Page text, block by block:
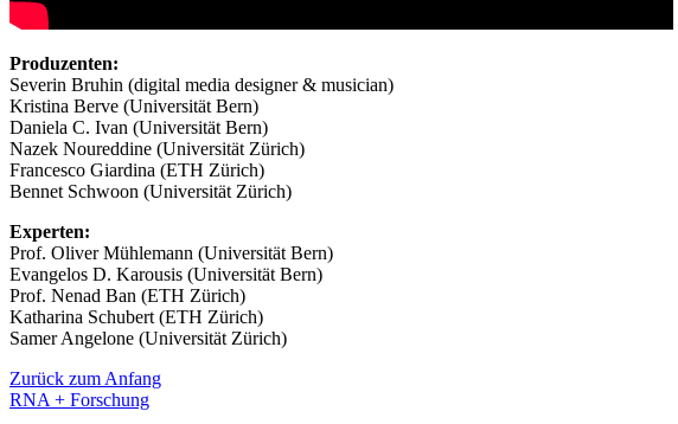
Produzenten:
Severin Bruhin (digital media designer & musician)
Kristina Berve (Universität Bern)
Daniela C. Ivan (Universität Bern)
Nazek Noureddine (Universität Zürich)
Francesco Giardina (ETH Zürich)
Bennet Schwoon (Universität Zürich)
Experten:
Prof. Oliver Mühlemann (Universität Bern)
Evangelos D. Karousis (Universität Bern)
Prof. Nenad Ban (ETH Zürich)
Katharina Schubert (ETH Zürich)
Samer Angelone (Universität Zürich)
Zurück zum Anfang
RNA + Forschung